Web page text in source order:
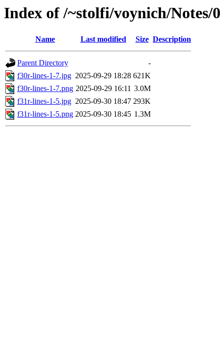
Index of /~stolfi/voynich/
Name Last modified Size Description
Parent Directory
-
f30r-lines-1-7.jpg 2025-09-29 18:28 621K
f30r-lines-1-7.png 2025-09-29 16:11 3.0M
f31r-lines-1-5.jpg 2025-09-30 18:47 293K
f31r-lines-1-5.png 2025-09-30 18:45 1.3M